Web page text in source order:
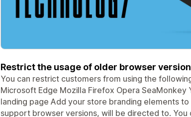
Restrict the usage of older browser
You can restrict customers from using the
Microsoft Edge Mozilla Firefox Opera
landing page Add your store branding elements
support browser versions, will be directed to.